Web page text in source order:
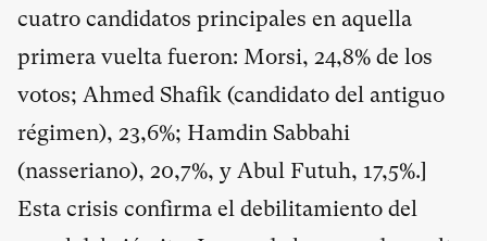
cuatro candidatos principales en aquella
primera vuelta fueron: Morsi, 24,8% de los
votos; Ahmed Shafik (candidato del antiguo
régimen), 23,6%; Hamdin Sabbahi
(nasseriano), 20,7%, y Abul Futuh, 17,5%.]
Esta crisis confirma el debilitamiento del